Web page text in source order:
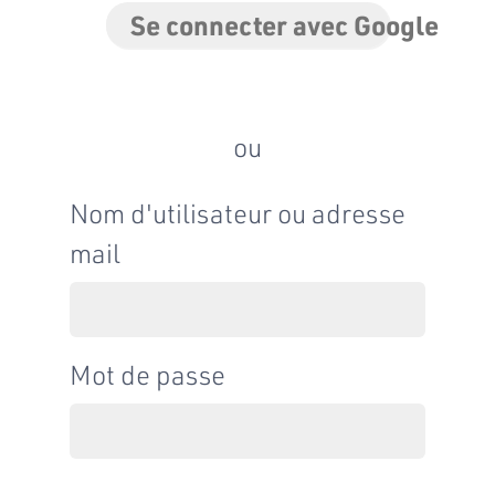
Se connecter avec Google
ou
Nom d'utilisateur ou adresse
mail
Mot de passe